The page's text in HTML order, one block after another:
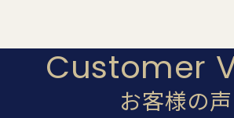
Customer
お客様の声